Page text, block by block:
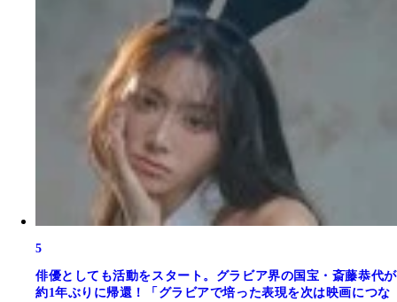
5
俳優としても活動をスタート。グラビア界の国宝・斎藤恭代が
約1年ぶりに帰還！「グラビアで培った表現を次は映画につな